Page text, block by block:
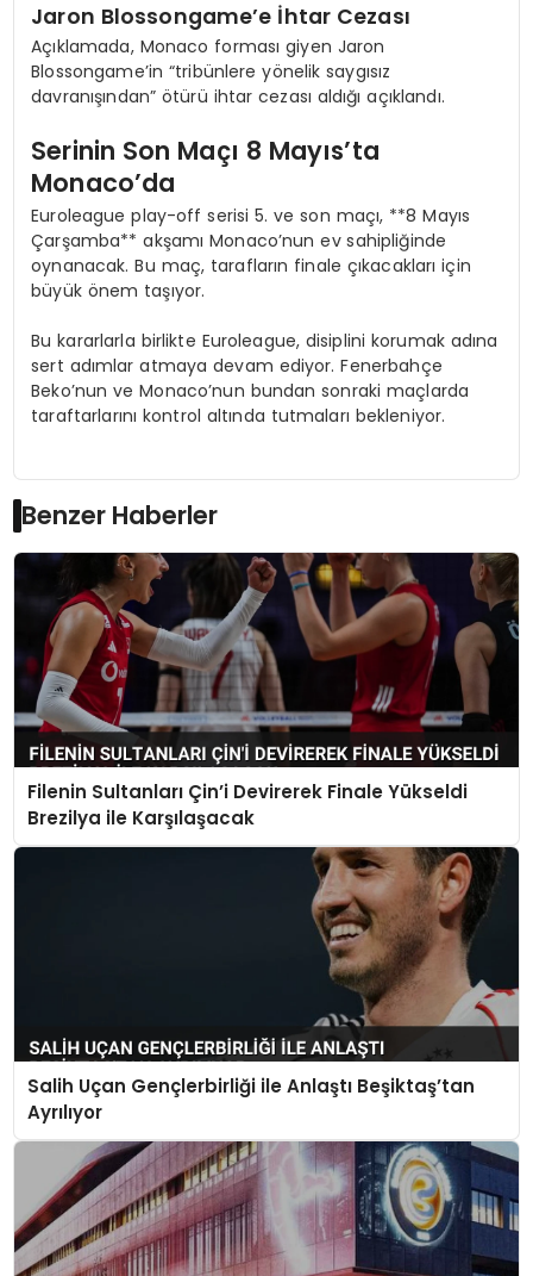
Jaron Blossongame’e İhtar Cezası
Açıklamada, Monaco forması giyen Jaron
Blossongame’in “tribünlere yönelik saygısız
davranışından” ötürü ihtar cezası aldığı açıklandı.
Serinin Son Maçı 8 Mayıs’ta
Monaco’da
Euroleague play-off serisi 5. ve son maçı, **8 Mayıs
Çarşamba** akşamı Monaco’nun ev sahipliğinde
oynanacak. Bu maç, tarafların finale çıkacakları için
büyük önem taşıyor.
Bu kararlarla birlikte Euroleague, disiplini korumak adına
sert adımlar atmaya devam ediyor. Fenerbahçe
Beko’nun ve Monaco’nun bundan sonraki maçlarda
taraftarlarını kontrol altında tutmaları bekleniyor.
Benzer Haberler
Filenin Sultanları Çin’i Devirerek Finale Yükseldi
Brezilya ile Karşılaşacak
Salih Uçan Gençlerbirliği ile Anlaştı Beşiktaş’tan
Ayrılıyor